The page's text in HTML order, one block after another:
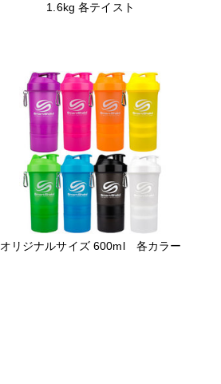
1.6kg 各テイスト
オリジナルサイズ 600ml 各カラー